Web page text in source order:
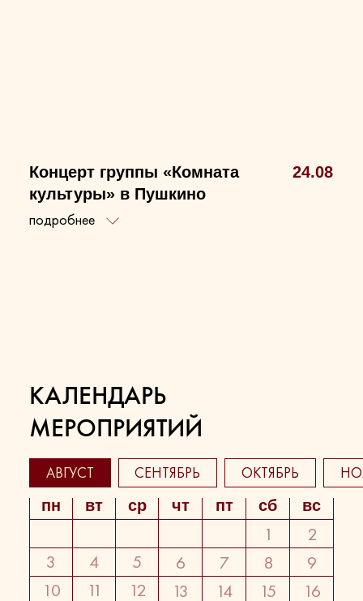
Концерт группы «Комната
культуры» в Пушкино
24.08
подробнее
КАЛЕНДАРЬ
МЕРОПРИЯТИЙ
АВГУСТ СЕНТЯБРЬ ОКТЯБРЬ
пн вт ср чт пт сб вс
1
2
3
4 5 6 7 8
9
10
11 12 13 14 15 16